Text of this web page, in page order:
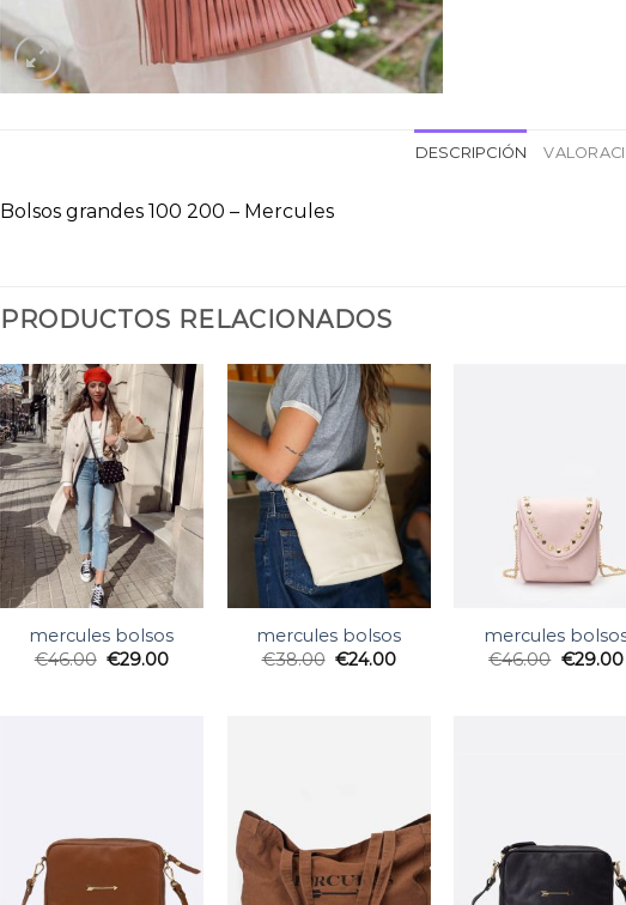
DESCRIPCIÓN
Bolsos grandes 100 200 – Mercules
PRODUCTOS RELACIONADOS
mercules bolsos
€46.00 €29.00
mercules bolsos
€38.00 €24.00
mercules
€46.00 €29.00